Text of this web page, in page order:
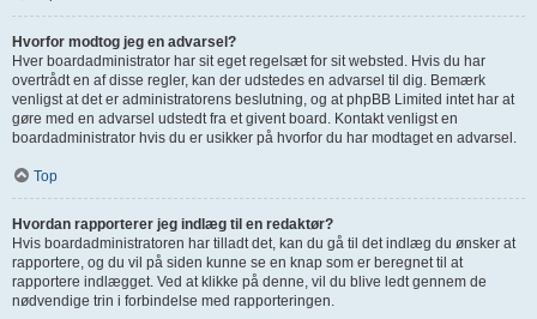
Hvorfor modtog jeg en advarsel?
Hver boardadministrator har sit eget regelsæt for sit websted. Hvis du har
overtrådt en af disse regler, kan der udstedes en advarsel til dig. Bemærk
venligst at det er administratorens beslutning, og at phpBB Limited intet har at
gøre med en advarsel udstedt fra et givent board. Kontakt venligst en
boardadministrator hvis du er usikker på hvorfor du har modtaget en advarsel.
Top
Hvordan rapporterer jeg indlæg til en redaktør?
Hvis boardadministratoren har tilladt det, kan du gå til det indlæg du ønsker at
rapportere, og du vil på siden kunne se en knap som er beregnet til at
rapportere indlægget. Ved at klikke på denne, vil du blive ledt gennem de
nødvendige trin i forbindelse med rapporteringen.